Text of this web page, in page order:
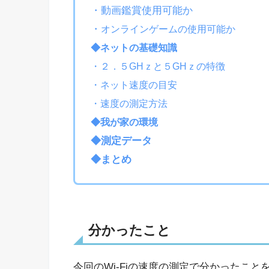
・動画鑑賞使用可能か
・ オンラインゲームの使用可能か
◆ネットの基礎知識
・２．５GHｚと５GHｚの特徴
・ネット速度の目安
・速度の測定方法
◆我が家の環境
◆測定データ
◆まとめ
分かったこと